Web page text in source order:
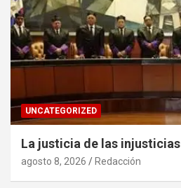
UNCATEGORIZED
La justicia de las injusticias
agosto 8, 2026 Redacción